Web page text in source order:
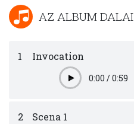
AZ ALBUM DALAI
1 Invocation
Play0:00 /0:59
2 Scena 1